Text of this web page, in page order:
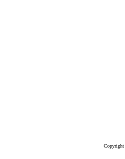
Copyright